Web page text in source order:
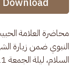
محاضرة العلامة
النبوي ضمن زيارة
السلام، ليلة الجمعة 11 شعبان 1447هـ بعنوان: